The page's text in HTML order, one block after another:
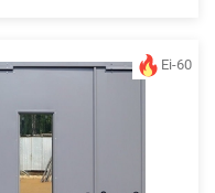
Ei-60